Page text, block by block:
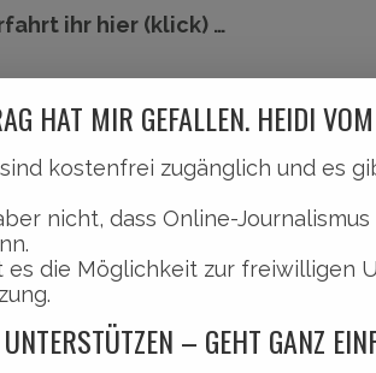
ihr hier (klick) …
is’n das?
Oktober 2019 Kinder und
HAT MIR GEFALLEN. HEIDI
kostenfrei zugänglich und es
nicht, dass Online-
es die Möglichkeit zur freiwilligen
– GEHT GANZ